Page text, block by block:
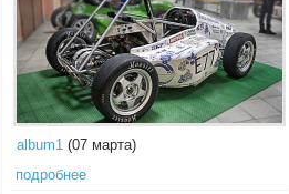
album1 (07 марта)
подробнее